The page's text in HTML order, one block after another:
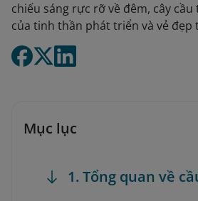
chiếu sáng rực rỡ về đêm, cây
của tinh thần phát triển và vẻ đẹp
Mục lục
1. Tổng quan về